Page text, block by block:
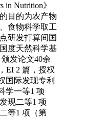
in Nutrition》
目的为农产物
食物科学取工
研发打算间国
度天然科学基
发论文40余
EI 2 篇，授权
国际发现专利
学一等1 项
现二等1 项
等1 项（第